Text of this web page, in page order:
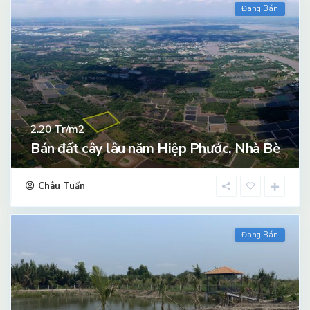
Đang Bán
2.20Tr/m2
Bán đất cây lâu năm Hiệp Phước, Nhà Bè
Châu Tuấn
Đang Bán